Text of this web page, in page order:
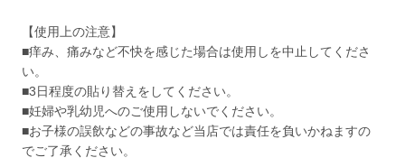
【使用上の注意】
■痒み、痛みなど不快を感じた場合は使用しを中止してくださ
い。
■3日程度の貼り替えをしてください。
■妊婦や乳幼児へのご使用しないでください。
■お子様の誤飲などの事故など当店では責任を負いかねますの
でご了承ください。